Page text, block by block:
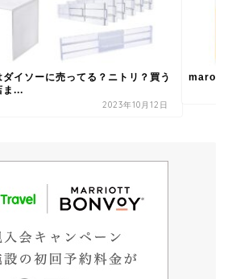
イソーに売ってる？ニトリ？買う
ま...
2023年10月12日
maroa